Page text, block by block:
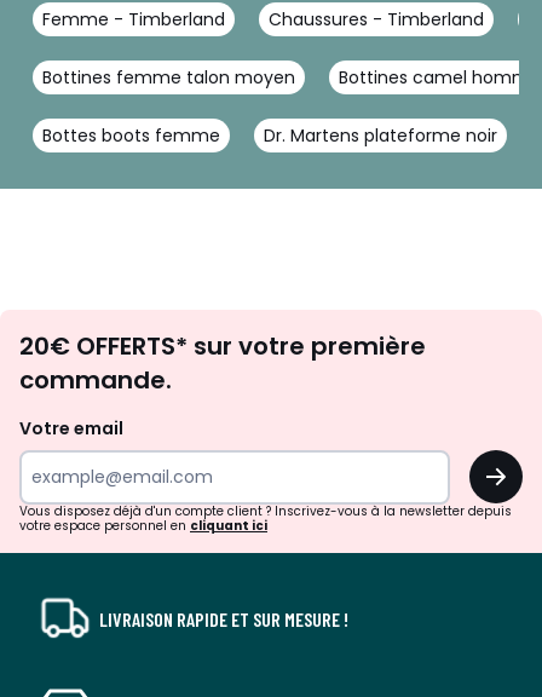
Femme - Timberland Chaussures - Timberland
Bottines femme talon moyen Bottines camel homme
Bottes boots femme Dr. Martens plateforme noir
d'inspirations
surprises?
20€ OFFERTS* sur votre première
commande.
Votre email
OK
Vous disposez déjà d'un compte client ? Inscrivez-vous à la newsletter depuis
votre espace personnel en cliquant ici
LIVRAISON RAPIDE ET SUR MESURE !